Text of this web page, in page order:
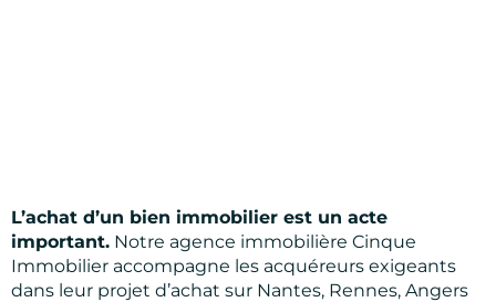
L’achat d’un bien immobilier est un acte
important. Notre agence immobilière Cinque
Immobilier accompagne les acquéreurs exigeants
dans leur projet d’achat sur Nantes, Rennes, Angers